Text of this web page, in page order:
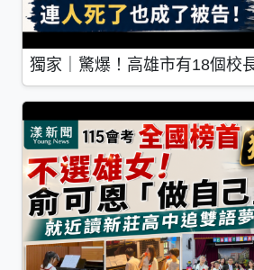
獨家｜驚爆！高雄市有18個校